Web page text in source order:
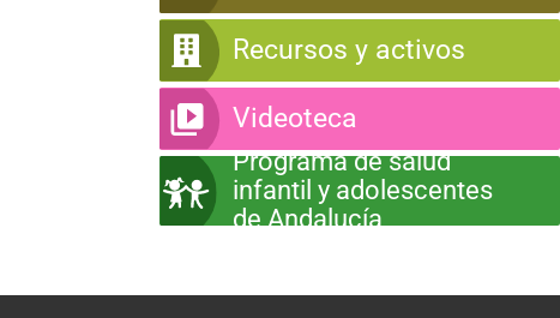
Recursos y activos
Videoteca
Programa de salud
infantil y adolescentes
de Andalucía